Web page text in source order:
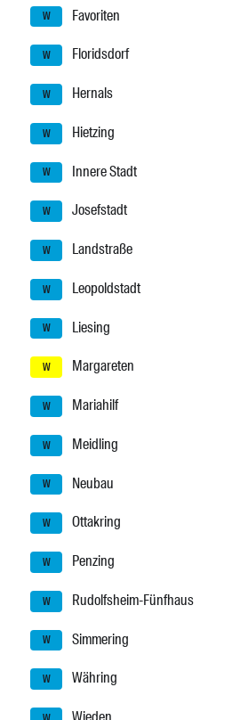
W Favoriten
W Floridsdorf
W Hernals
W Hietzing
W Innere Stadt
W Josefstadt
W Landstraße
W Leopoldstadt
W Liesing
W Margareten
W Mariahilf
W Meidling
W Neubau
W Ottakring
W Penzing
W Rudolfsheim-Fünfhaus
W Simmering
W Währing